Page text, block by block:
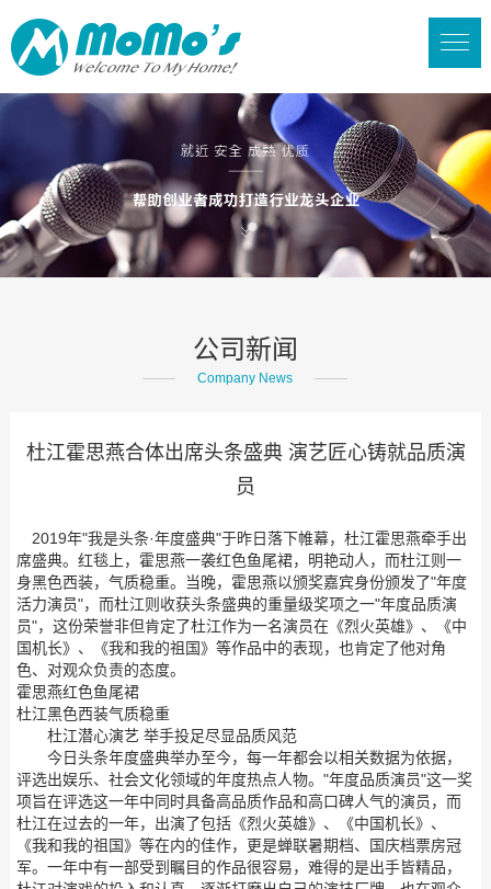
公司新闻
Company News
杜江霍思燕合体出席头条盛典 演艺匠心铸就品质演
员
2019年"我是头条·年度盛典"于昨日落下帷幕，杜江霍思燕牵手出
席盛典。红毯上，霍思燕一袭红色鱼尾裙，明艳动人，而杜江则一
身黑色西装，气质稳重。当晚，霍思燕以颁奖嘉宾身份颁发了"年度
活力演员"，而杜江则收获头条盛典的重量级奖项之一"年度品质演
员"，这份荣誉非但肯定了杜江作为一名演员在《烈火英雄》、《中
国机长》、《我和我的祖国》等作品中的表现，也肯定了他对角
色、对观众负责的态度。
霍思燕红色鱼尾裙
杜江黑色西装气质稳重
杜江潜心演艺 举手投足尽显品质风范
今日头条年度盛典举办至今，每一年都会以相关数据为依据，
评选出娱乐、社会文化领域的年度热点人物。"年度品质演员"这一奖
项旨在评选这一年中同时具备高品质作品和高口碑人气的演员，而
杜江在过去的一年，出演了包括《烈火英雄》、《中国机长》、
《我和我的祖国》等在内的佳作，更是蝉联暑期档、国庆档票房冠
军。一年中有一部受到瞩目的作品很容易，难得的是出手皆精品，